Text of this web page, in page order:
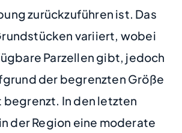
zurückzuführen ist. Das
variiert, wobei
Parzellen gibt, jedoch
der begrenzten Größe
In den letzten
der Region eine moderate